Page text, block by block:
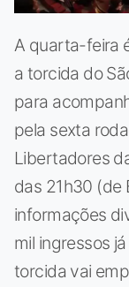
A quarta-feira
a torcida do
para
pela sexta
Libertadores
das 21h30 (de
informações
mil ingressos
torcida vai